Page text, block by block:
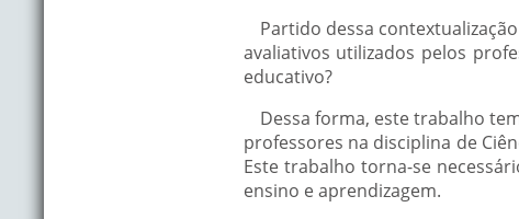
Partido dessa
avaliativos utilizados pelos
educativo?
Dessa forma, este trabalho
professores na disciplina de
Este trabalho torna-se
ensino e aprendizagem.